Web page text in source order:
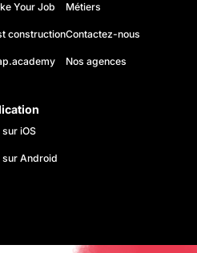
Your Job
construction
Métiers
Contactez-nous
Nos agences
iOS
sur Android